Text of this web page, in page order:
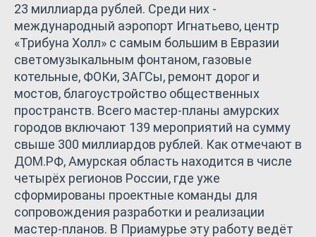
23 миллиарда рублей. Среди них -
международный аэропорт Игнатьево, центр
«Трибуна Холл» с самым большим в Евразии
светомузыкальным фонтаном, газовые
котельные, ФОКи, ЗАГСы, ремонт дорог и
мостов, благоустройство общественных
пространств. Всего мастер-планы амурских
городов включают 139 мероприятий на сумму
свыше 300 миллиардов рублей. Как отмечают в
ДОМ.РФ, Амурская область находится в числе
четырёх регионов России, где уже
сформированы проектные команды для
сопровождения разработки и реализации
мастер-планов. В Приамурье эту работу ведёт